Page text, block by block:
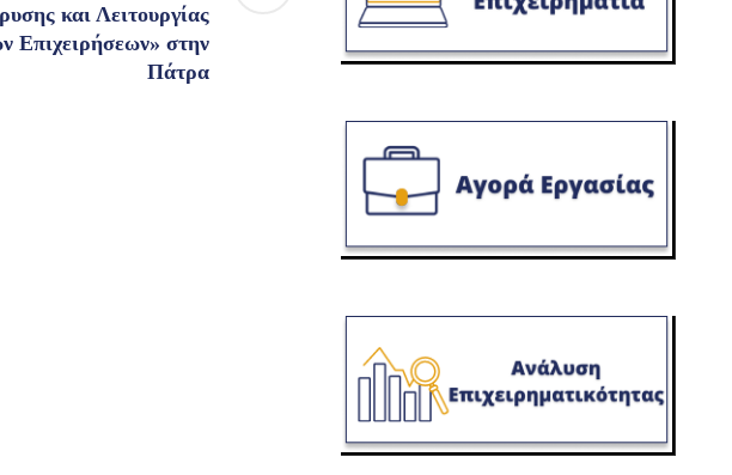
και Λειτουργίας
Επιχειρήσεων» στην
Πάτρα